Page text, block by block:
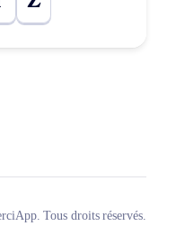
Tous droits réservés.